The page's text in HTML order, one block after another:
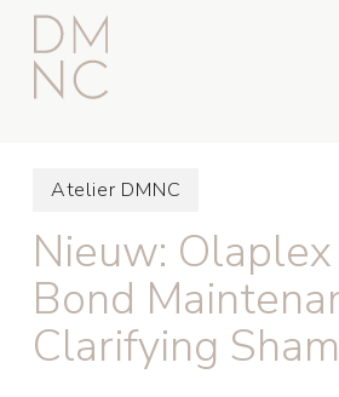
Skip
main
content
Atelier DMNC
Nieuw:
Bond
Clarifying